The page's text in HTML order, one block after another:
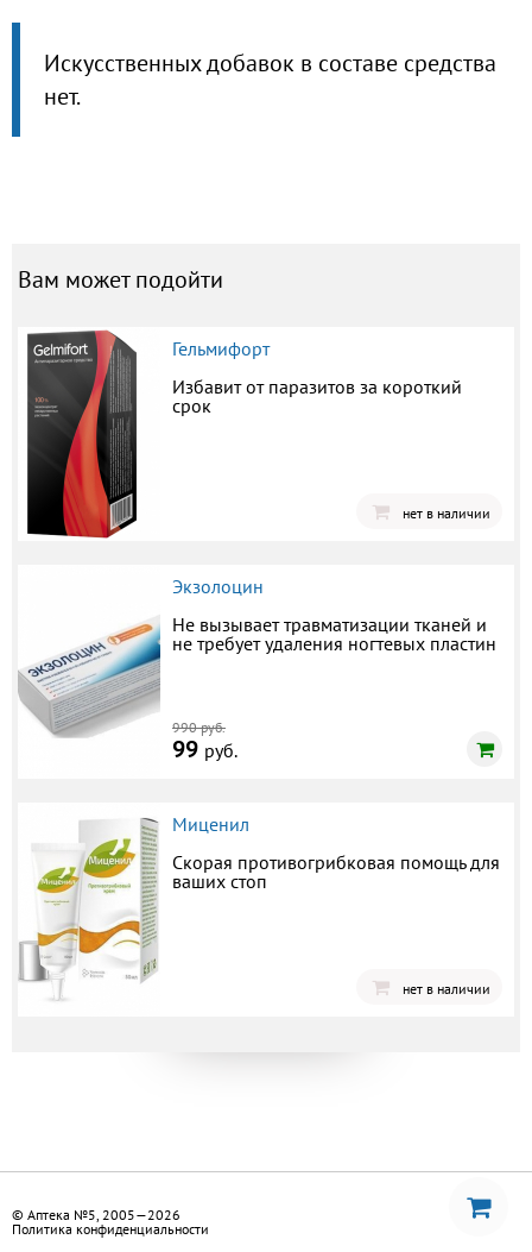
Искусственных добавок в составе средства
нет.
Вам может подойти
Гельмифорт
Избавит от паразитов за короткий
срок
нет в наличии
Экзолоцин
Не вызывает травматизации тканей и
не требует удаления ногтевых пластин
990 руб.
99 руб.
Миценил
Скорая противогрибковая помощь для
ваших стоп
нет в наличии
© Аптека №5, 2005—2026
Политика конфиденциальности